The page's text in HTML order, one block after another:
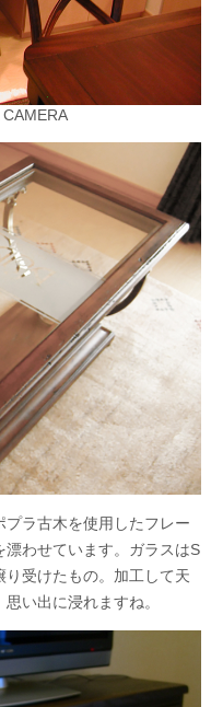
ラ古木を使用したフレー
漂わせています。ガラスはS
受けたもの。加工して天
い出に浸れますね。